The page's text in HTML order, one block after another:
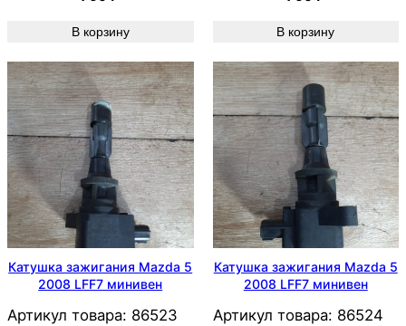
В корзину В корзину
Катушка зажигания Mazda 5
2008 LFF7 минивен
Артикул товара: 86523
Катушка зажигания Mazda 5
2008 LFF7 минивен
Артикул товара: 86524